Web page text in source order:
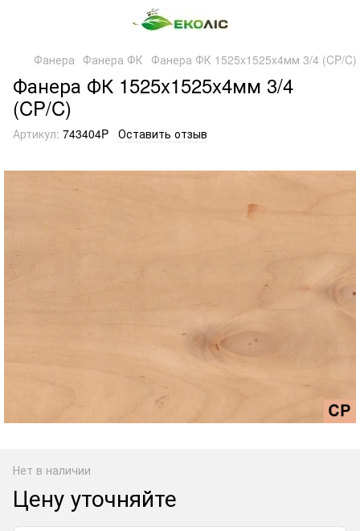
Фанера Фанера ФК Фанера ФК 1525x1525x4мм 3/4 (CP/C)
Фанера ФК 1525x1525x4мм 3/4
(CP/C)
Артикул: 743404P Оставить отзыв
Нет в наличии
Цену уточняйте